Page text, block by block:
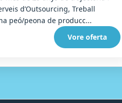
d’Outsourcing, Treball
peó/peona de producc...
Vore oferta